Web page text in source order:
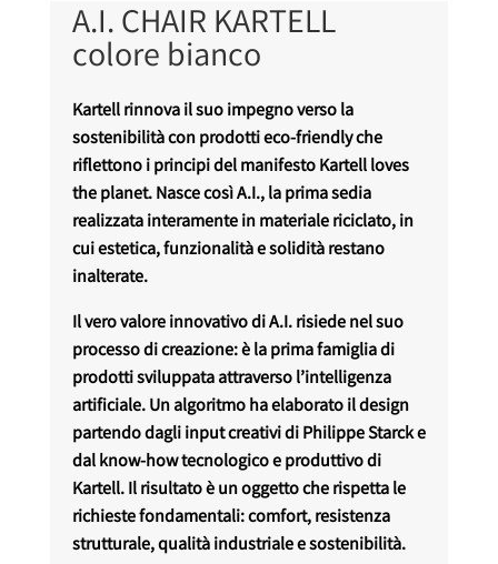
A.I. CHAIR KARTELL
colore bianco
Kartell rinnova il suo impegno verso la
sostenibilità con prodotti eco-friendly che
riflettono i principi del manifesto Kartell loves
the planet. Nasce così A.I., la prima sedia
realizzata interamente in materiale riciclato, in
cui estetica, funzionalità e solidità restano
inalterate.
Il vero valore innovativo di A.I. risiede nel suo
processo di creazione: è la prima famiglia di
prodotti sviluppata attraverso l’intelligenza
artificiale. Un algoritmo ha elaborato il design
partendo dagli input creativi di Philippe Starck e
dal know-how tecnologico e produttivo di
Kartell. Il risultato è un oggetto che rispetta le
richieste fondamentali: comfort, resistenza
strutturale, qualità industriale e sostenibilità.